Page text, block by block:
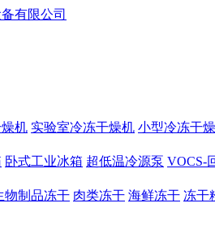
机 实验室冷冻干燥机 小型冷冻干
卧式工业冰箱 超低温冷源泵 VOCS-
物制品冻干 肉类冻干 海鲜冻干 冻干